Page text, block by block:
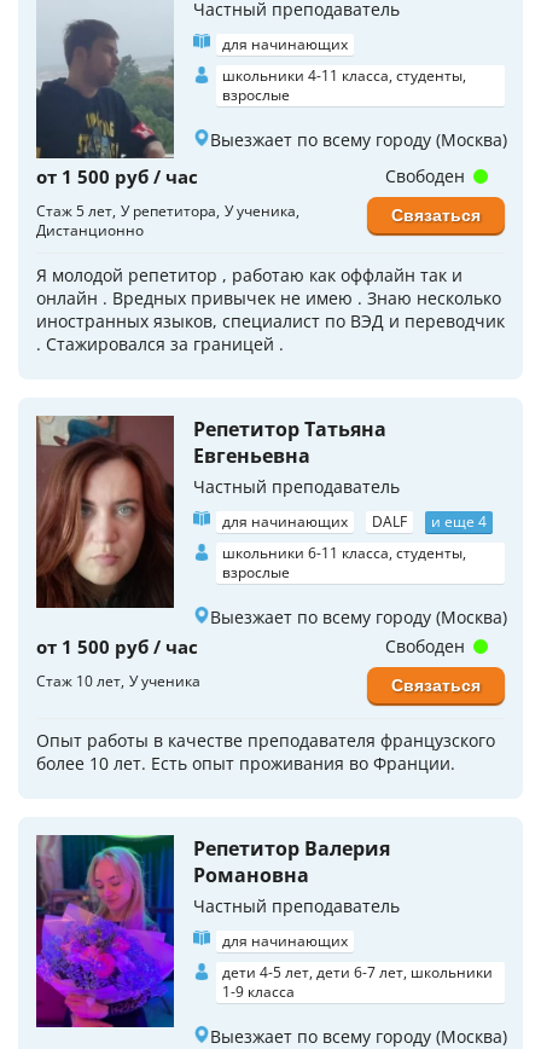
Частный преподаватель
для начинающих
школьники 4-11 класса, студенты,
взрослые
Выезжает по всему городу (Москва)
от 1 500 руб / час
Стаж 5 лет У репетитора У ученика
Дистанционно
Я молодой репетитор , работаю как оффлайн так и
онлайн . Вредных привычек не имею . Знаю несколько
иностранных языков, специалист по ВЭД и переводчик
. Стажировался за границей .
Свободен
Связаться
Репетитор Татьяна
Евгеньевна
Частный преподаватель
для начинающих DALF
и еще 4
школьники 6-11 класса, студенты,
взрослые
Выезжает по всему городу (Москва)
от 1 500 руб / час
Стаж 10 лет У ученика
Опыт работы в качестве преподавателя французского
более 10 лет. Есть опыт проживания во Франции.
Свободен
Связаться
Репетитор Валерия
Романовна
Частный преподаватель
для начинающих
дети 4-5 лет, дети 6-7 лет, школьники
1-9 класса
Выезжает по всему городу (Москва)